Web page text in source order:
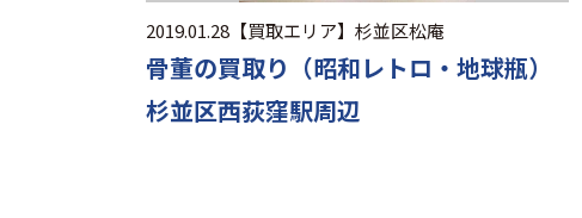
2019.01.28 【買取エリア】 杉並区松庵
骨董の買取り（昭和レトロ・地球瓶）
杉並区西荻窪駅周辺